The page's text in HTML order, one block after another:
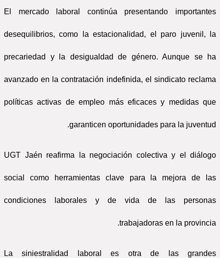
El mercado laboral continúa presentando importantes
desequilibrios, como la estacionalidad, el paro juvenil, la
precariedad y la desigualdad de género. Aunque se ha
avanzado en la contratación indefinida, el sindicato reclama
políticas activas de empleo más eficaces y medidas que
garanticen oportunidades para la juventud.
UGT Jaén reafirma la negociación colectiva y el diálogo
social como herramientas clave para la mejora de las
condiciones laborales y de vida de las personas
trabajadoras en la provincia.
La siniestralidad laboral es otra de las grandes